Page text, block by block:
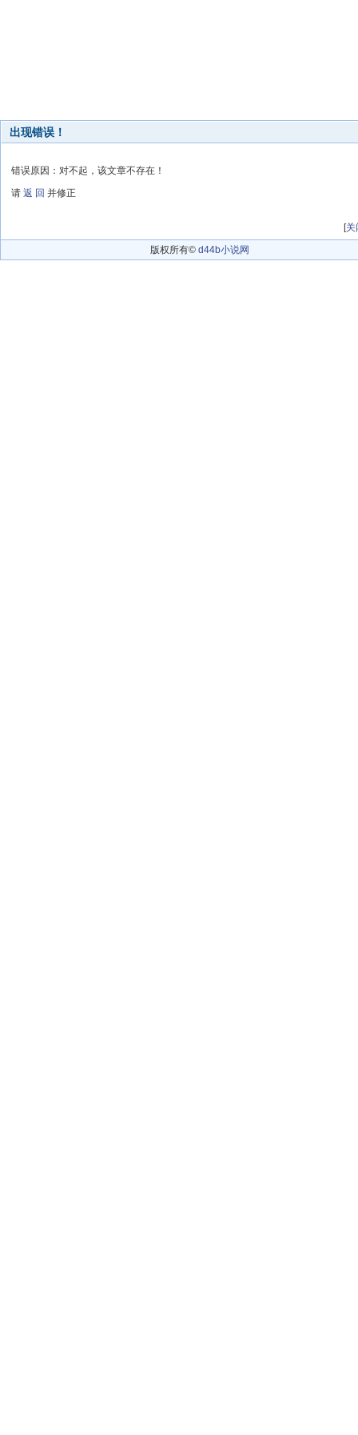
出现错误！
错误原因：对不起，该文章不存在！
请 返 回 并修正
[关
版权所有© d44b小说网